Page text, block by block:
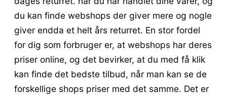
du kan finde webshops der giver mere og nogle
giver endda et helt års returret. En stor fordel
for dig som forbruger er, at webshops har deres
priser online, og det bevirker, at du med få klik
kan finde det bedste tilbud, når man kan se de
forskellige shops priser med det samme. Det er